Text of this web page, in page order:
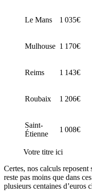
Le Mans 1 035€
Mulhouse 1 170€
Reims 1 143€
Roubaix 1 206€
Saint-
Étienne
1 008€
Votre titre ici
Certes, nos calculs
reste pas moins que dans
plusieurs centaines d’euros